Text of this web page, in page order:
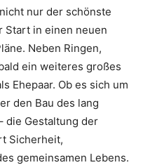
nur der schönste
Start in einen neuen
Neben Ringen,
ein weiteres großes
Ehepaar. Ob es sich um
den Bau des lang
die Gestaltung der
Sicherheit,
gemeinsamen Lebens.